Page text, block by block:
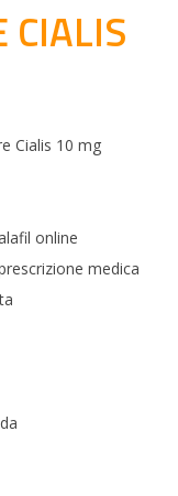
CIALIS
Cialis 10 mg
online
medica